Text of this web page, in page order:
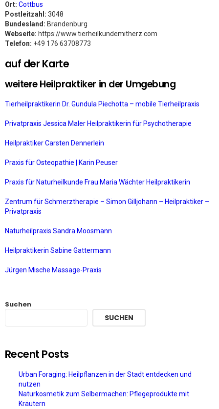
Ort: Cottbus
Postleitzahl: 3048
Bundesland: Brandenburg
Webseite: https://www.tierheilkundemitherz.com
Telefon: +49 176 63708773
auf der Karte
weitere Heilpraktiker in der Umgebung
Tierheilpraktikerin Dr. Gundula Piechotta – mobile Tierheilpraxis
Privatpraxis Jessica Maler Heilpraktikerin für Psychotherapie
Heilpraktiker Carsten Dennerlein
Praxis für Osteopathie | Karin Peuser
Praxis für Naturheilkunde Frau Maria Wächter Heilpraktikerin
Zentrum für Schmerztherapie – Simon Gilljohann – Heilpraktiker –
Privatpraxis
Naturheilpraxis Sandra Moosmann
Heilpraktikerin Sabine Gattermann
Jürgen Mische Massage-Praxis
Suchen
SUCHEN
Recent Posts
Urban Foraging: Heilpflanzen in der Stadt entdecken und
nutzen
Naturkosmetik zum Selbermachen: Pflegeprodukte mit
Kräutern